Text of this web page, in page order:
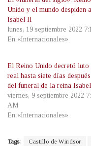
Unido y el mundo despiden a
Isabel II
lunes, 19 septiembre 2022
En «Internacionales»
El Reino Unido decretó luto
real hasta siete días después
del funeral de la reina
viernes, 9 septiembre 2022
AM
En «Internacionales»
Tags: Castillo de Windsor